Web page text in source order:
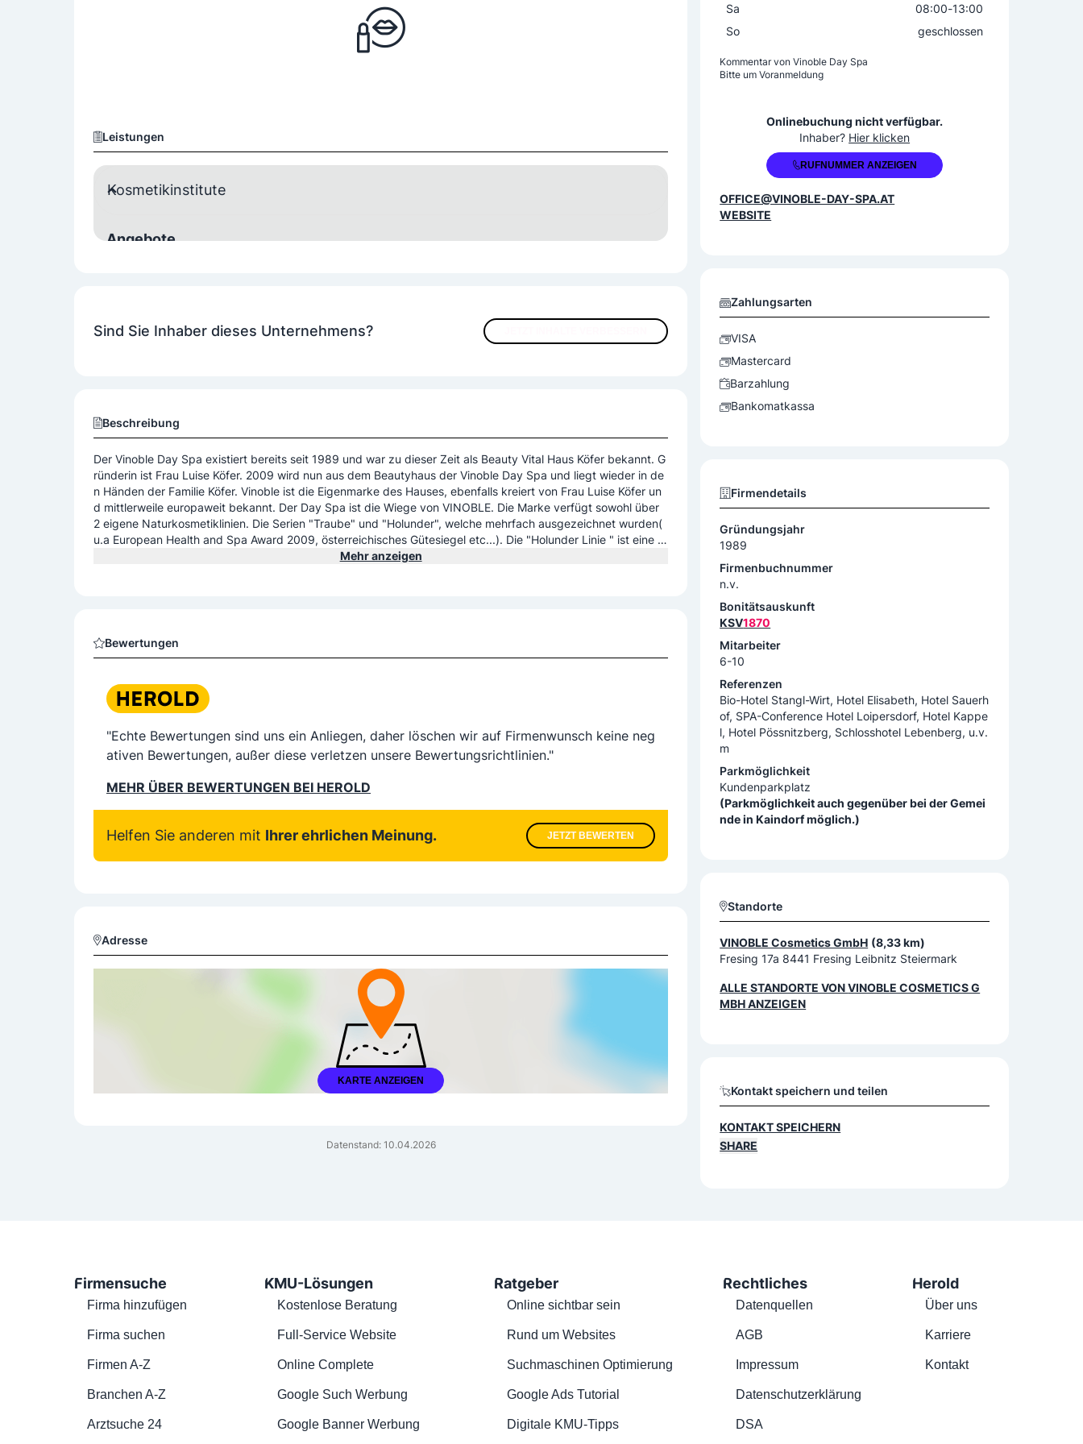
Leistungen
Kosmetikinstitute
Angebote
Sind Sie Inhaber dieses Unternehmens?
Beschreibung
Der Vinoble Day Spa existiert bereits seit 1989 und war zu dieser Zeit als Beauty Vital Haus Köfer bekannt. G
ründerin ist Frau Luise Köfer. 2009 wird nun aus dem Beautyhaus der Vinoble Day Spa und liegt wieder in de
n Händen der Familie Köfer. Vinoble ist die Eigenmarke des Hauses, ebenfalls kreiert von Frau Luise Köfer un
d mittlerweile europaweit bekannt. Der Day Spa ist die Wiege von VINOBLE. Die Marke verfügt sowohl über
2 eigene Naturkosmetiklinien. Die Serien "Traube" und "Holunder", welche mehrfach ausgezeichnet wurden(
u.a European Health and Spa Award 2009, österreichisches Gütesiegel etc...). Die "Holunder Linie " ist eine bi
o-zertifizierte Pflegelinie, welche über 9 Produkte verfügt. Die "Traube" verfügt über 32 Produkte und hat ei
Mehr anzeigen
Bewertungen
"Echte Bewertungen sind uns ein Anliegen, daher löschen wir auf Firmenwunsch keine neg
ativen Bewertungen, außer diese verletzen unsere Bewertungsrichtlinien."
MEHR ÜBER BEWERTUNGEN BEI HEROLD
Helfen Sie anderen mit Ihrer ehrlichen Meinung. JETZT BEWERTEN
Adresse
KARTE ANZEIGEN
Datenstand: 10.04.2026
Sa
08:00-13:00
So
geschlossen
Kommentar vonVinoble Day Spa
Bitte um Voranmeldung
Onlinebuchung nicht verfügbar.
Inhaber? Hier klicken
+43 3452 84211
RUFNUMMER ANZEIGEN
OFFICE@VINOBLE-DAY-SPA.AT
WEBSITE
Zahlungsarten
VISA
Mastercard
Barzahlung
Bankomatkassa
Firmendetails
Gründungsjahr
1989
Firmenbuchnummer
n.v.
Bonitätsauskunft
KSV1870
Mitarbeiter
6-10
Referenzen
Bio-Hotel Stangl-Wirt, Hotel Elisabeth, Hotel Sauerh
of, SPA-Conference Hotel Loipersdorf, Hotel Kappe
l, Hotel Pössnitzberg, Schlosshotel Lebenberg, u.v.
m
Parkmöglichkeit
Kundenparkplatz
(Parkmöglichkeit auch gegenüber bei der Gemei
nde in Kaindorf möglich.)
Standorte
VINOBLE Cosmetics GmbH (8,33 km)
Fresing 17a 8441 Fresing Leibnitz Steiermark
ALLE STANDORTE VONVINOBLE COSMETICS G
MBHANZEIGEN
Kontakt speichern und teilen
KONTAKT SPEICHERN
SHARE
Firmensuche
Firma hinzufügen
Firma suchen
Firmen A-Z
Branchen A-Z
Arztsuche 24
KMU-Lösungen
Kostenlose Beratung
Full-Service Website
Online Complete
Google Such Werbung
Google Banner Werbung
Ratgeber
Online sichtbar sein
Rund um Websites
Suchmaschinen Optimierung
Google Ads Tutorial
Digitale KMU-Tipps
Rechtliches
Datenquellen
AGB
Impressum
Datenschutzerklärung
DSA
Herold
Über uns
Karriere
Kontakt